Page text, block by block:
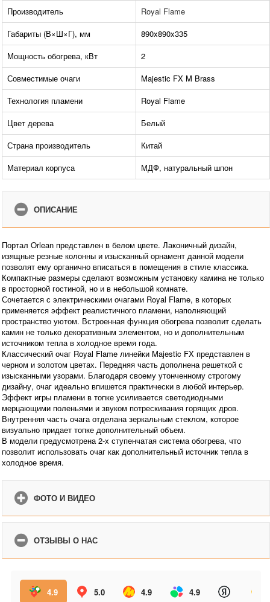
Производитель
Royal Flame
Габариты (В×Ш×Г), мм
890x890x335
Мощность обогрева, кВт
2
Совместимые очаги
Majestic FX M Brass
Технология пламени
Royal Flame
Цвет дерева
Белый
Страна производитель
Китай
Материал корпуса
МДФ, натуральный шпон
ОПИСАНИЕ
Портал Orlean представлен в белом цвете. Лаконичный дизайн,
изящные резные колонны и изысканный орнамент данной модели
позволят ему органично вписаться в помещения в стиле классика.
Компактные размеры сделают возможным установку камина не только
в просторной гостиной, но и в небольшой комнате.
Сочетается с электрическими очагами Royal Flame, в которых
применяется эффект реалистичного пламени, наполняющий
пространство уютом. Встроенная функция обогрева позволит сделать
камин не только декоративным элементом, но и дополнительным
источником тепла в холодное время года.
Классический очаг Royal Flame линейки Majestic FX представлен в
черном и золотом цветах. Передняя часть дополнена решеткой с
изысканными узорами. Благодаря своему утонченному строгому
дизайну, очаг идеально впишется практически в любой интерьер.
Эффект игры пламени в топке усиливается светодиодными
мерцающими поленьями и звуком потрескивания горящих дров.
Внутренняя часть очага отделана зеркальным стеклом, которое
визуально придает топке дополнительный объем.
В модели предусмотрена 2-х ступенчатая система обогрева, что
позволит использовать очаг как дополнительный источник тепла в
холодное время.
ФОТО И ВИДЕО
ОТЗЫВЫ О НАС
4.9 5.0 4.9 4.9